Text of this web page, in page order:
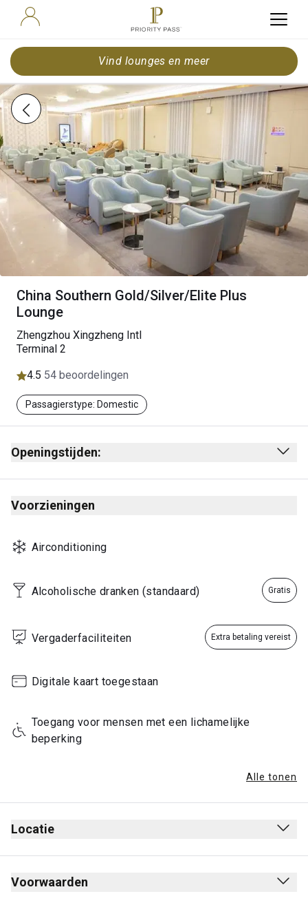
Vind lounges en meer
China Southern Gold/Silver/Elite Plus
Lounge
Zhengzhou Xingzheng Intl
Terminal 2
4.5 54 beoordelingen
Passagierstype: Domestic
Openingstijden:
5.20 uur – laatste vlucht China Southern Airlines
Let op: Openingstijden kunnen variëren in
overeenstemming met de vluchtschema's van China
Voorzieningen
Airconditioning
Alcoholische dranken (standaard) Gratis
Vergaderfaciliteiten Extra betaling vereist
Digitale kaart toegestaan
Toegang voor mensen met een lichamelijke
beperking
Alle tonen
Locatie
Voorwaarden